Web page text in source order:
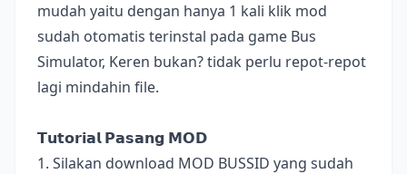
mudah yaitu dengan hanya 1 kali klik mod
sudah otomatis terinstal pada game Bus
Simulator, Keren bukan? tidak perlu repot-repot
lagi mindahin file.
𝗧𝘂𝘁𝗼𝗿𝗶𝗮𝗹 𝗣𝗮𝘀𝗮𝗻𝗴 𝗠𝗢𝗗
1. Silakan download MOD BUSSID yang sudah